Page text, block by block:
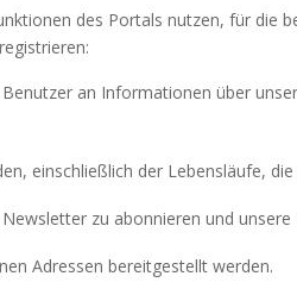
des Portals nutzen, für
an Informationen über
einschließlich der Lebensläufe,
zu abonnieren und
Adressen bereitgestellt werden.